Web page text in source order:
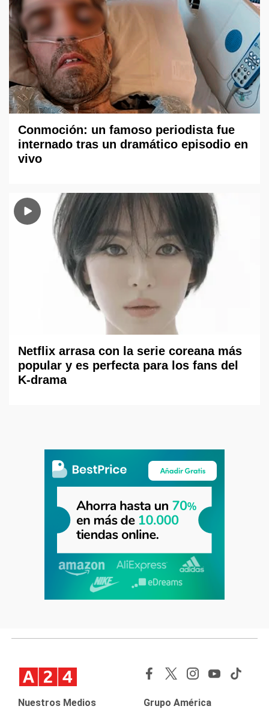
Conmoción: un famoso periodista fue
internado tras un dramático episodio en
vivo
Netflix arrasa con la serie coreana más
popular y es perfecta para los fans del
K-drama
Nuestros Medios Grupo América